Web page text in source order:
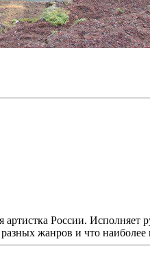
России. Исполняет
жанров и что